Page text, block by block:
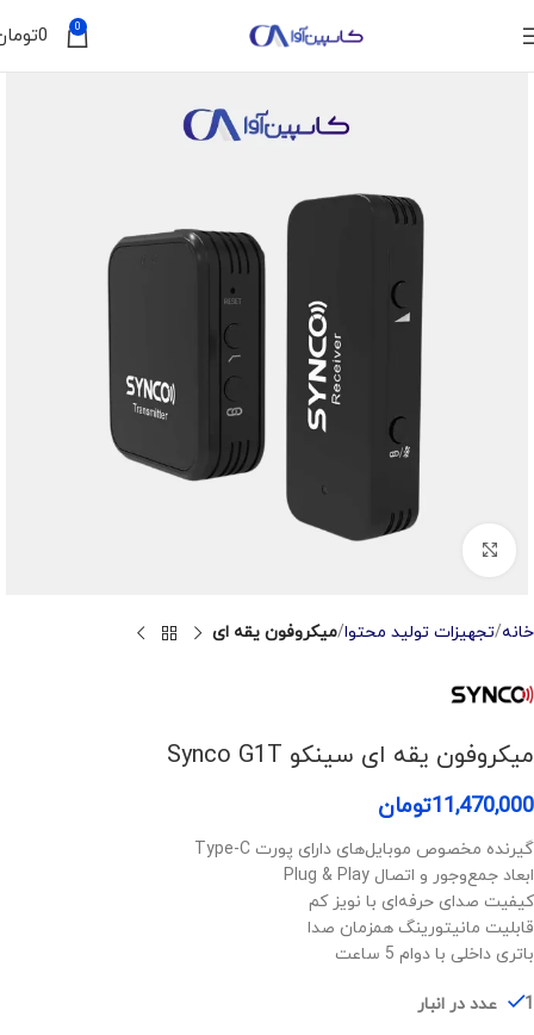
0
0
خانه تجهیزات تولید محتوا میکروفون یقه ای
میکروفون یقه ای سینکو Synco G1T
11,470,000تومان
گیرنده مخصوص موبایل‌های دارای پورت Type-C
ابعاد جمع‌وجور و اتصال Plug & Play
کیفیت صدای حرفه‌ای با نویز کم
قابلیت مانیتورینگ همزمان صدا
باتری داخلی با دوام 5 ساعت
1 عدد در انبار